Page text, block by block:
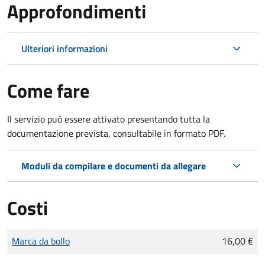
Approfondimenti
Ulteriori informazioni
Come fare
Il servizio può essere attivato presentando tutta la
documentazione prevista, consultabile in formato PDF.
Moduli da compilare e documenti da allegare
Costi
Tipo di pagamento
Importo
Marca da bollo 16,00 €